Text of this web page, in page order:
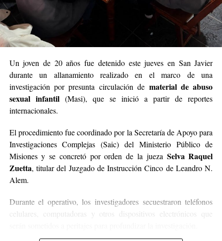
Un joven de 20 años fue detenido este jueves en San Javier
durante un allanamiento realizado en el marco de una
investigación por presunta circulación de material de abuso
sexual infantil(Masi), que se inició a partir de reportes
internacionales.
El procedimiento fue coordinado por la Secretaría de Apoyo para
Investigaciones Complejas (Saic) del Ministerio Público de
Misiones y se concretó por orden de la jueza Selva Raquel
Zuetta, titular del Juzgado de Instrucción Cinco de Leandro N.
Alem.
Durante el operativo, los investigadores secuestraron teléfonos
celulares, computadoras y otros dispositivos electrónicos que